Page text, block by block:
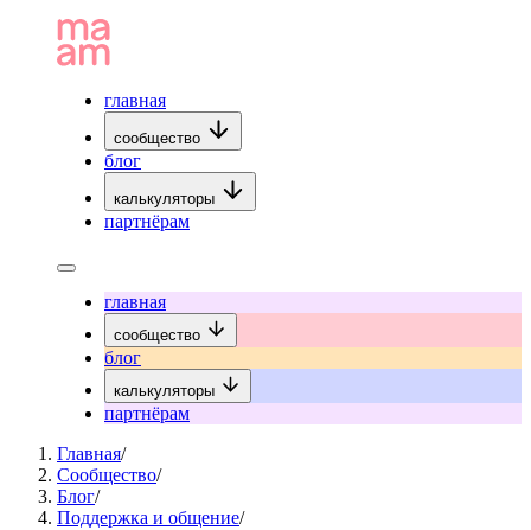
главная
сообщество
блог
калькуляторы
партнёрам
главная
сообщество
блог
калькуляторы
партнёрам
Главная/
Сообщество/
Блог/
Поддержка и общение/